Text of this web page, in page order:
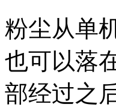
粉尘从单
也可以落
部经过之